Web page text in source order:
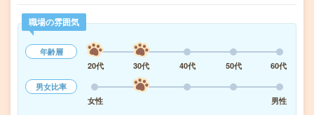
職場の雰囲気
年齢層
20代
30代 40代 50代
60代
男女比率
女性
男性